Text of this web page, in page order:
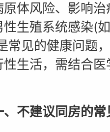
原体风险、影响
性生殖系统感染(
常见的健康问题
生活，需结合
建议同房的常